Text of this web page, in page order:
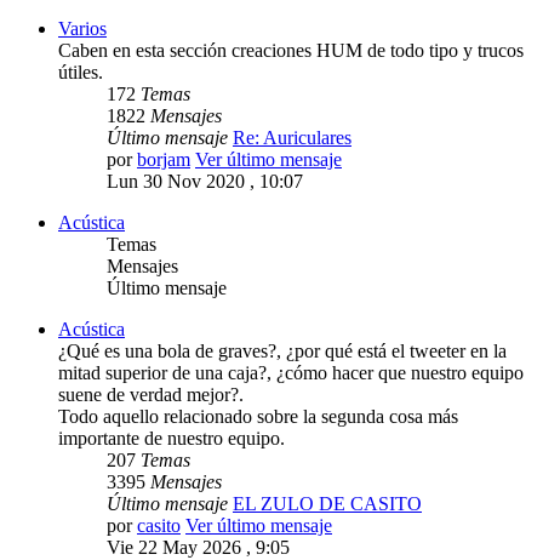
Varios
Caben en esta sección creaciones HUM de todo tipo y trucos
útiles.
172 Temas
1822 Mensajes
Último mensaje Re: Auriculares
porborjam Ver último mensaje
Lun 30 Nov 2020 , 10:07
Acústica
Temas
Mensajes
Último mensaje
Acústica
¿Qué es una bola de graves?, ¿por qué está el tweeter en la
mitad superior de una caja?, ¿cómo hacer que nuestro equipo
suene de verdad mejor?.
Todo aquello relacionado sobre la segunda cosa más
importante de nuestro equipo.
207 Temas
3395 Mensajes
Último mensaje EL ZULO DE CASITO
porcasito Ver último mensaje
Vie 22 May 2026 , 9:05